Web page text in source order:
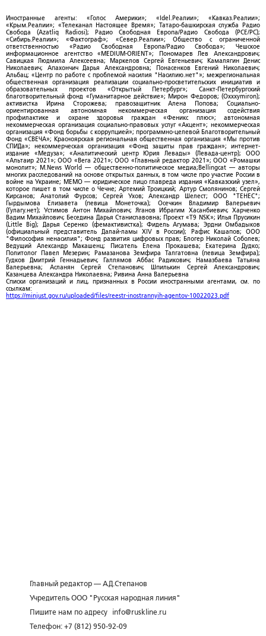
Иностранные агенты: «Голос Америки»; «Idel.Реалии»; «Кавказ.Реалии»;
«Крым.Реалии»; «Телеканал Настоящее Время»; Татаро-башкирская служба Радио
Свобода (Azatliq Radiosi); Радио Свободная Европа/Радио Свобода (PCE/PC);
«Сибирь.Реалии»; «Фактограф»; «Север.Реалии»; Общество с ограниченной
ответственностью «Радио Свободная Европа/Радио Свобода»; Чешское
информационное агентство «MEDIUM-ORIENT»; Пономарев Лев Александрович;
Савицкая Людмила Алексеевна; Маркелов Сергей Евгеньевич; Камалягин Денис
Николаевич; Апахончич Дарья Александровна; Понасенков Евгений Николаевич;
Альбац; «Центр по работе с проблемой насилия "Насилию.нет"»; межрегиональная
общественная организация реализации социально-просветительских инициатив и
образовательных проектов «Открытый Петербург»; Санкт-Петербургский
благотворительный фонд «Гуманитарное действие»; Мирон Федоров; (Oxxxymiron);
активистка Ирина Сторожева; правозащитник Алена Попова; Социально-
ориентированная автономная некоммерческая организация содействия
профилактике и охране здоровья граждан «Феникс плюс»; автономная
некоммерческая организация социально-правовых услуг «Акцент»; некоммерческая
организация «Фонд борьбы с коррупцией»; программно-целевой Благотворительный
Фонд «СВЕЧА»; Красноярская региональная общественная организация «Мы против
СПИДа»; некоммерческая организация «Фонд защиты прав граждан»; интернет-
издание «Медуза»; «Аналитический центр Юрия Левады» (Левада-центр); ООО
«Альтаир 2021»; ООО «Вега 2021»; ООО «Главный редактор 2021»; ООО «Ромашки
монолит»; M.News World — общественно-политическое медиа;Bellingcat — авторы
многих расследований на основе открытых данных, в том числе про участие России в
войне на Украине; МЕМО — юридическое лицо главреда издания «Кавказский узел»,
которое пишет в том числе о Чечне; Артемий Троицкий; Артур Смолянинов; Сергей
Кирсанов; Анатолий Фурсов; Сергей Ухов; Александр Шелест; ООО "ТЕНЕС";
Гырдымова Елизавета (певица Монеточка); Осечкин Владимир Валерьевич
(Гулагу.нет); Устимов Антон Михайлович; Яганов Ибрагим Хасанбиевич; Харченко
Вадим Михайлович; Беседина Дарья Станиславовна; Проект «T9 NSK»; Илья Прусикин
(Little Big); Дарья Серенко (фемактивистка); Фидель Агумава; Эрдни Омбадыков
(официальный представитель Далай-ламы XIV в России); Рафис Кашапов; ООО
"Философия ненасилия"; Фонд развития цифровых прав; Блогер Николай Соболев;
Ведущий Александр Макашенц; Писатель Елена Прокашева; Екатерина Дудко;
Политолог Павел Мезерин; Рамазанова Земфира Талгатовна (певица Земфира);
Гудков Дмитрий Геннадьевич; Галлямов Аббас Радикович; Намазбаева Татьяна
Валерьевна; Асланян Сергей Степанович; Шпилькин Сергей Александрович;
Казанцева Александра Николаевна; Ривина Анна Валерьевна
Списки организаций и лиц, признанных в России иностранными агентами, см. по
ссылкам:
https://minjust.gov.ru/uploaded/files/reestr-inostrannyih-agentov-10022023.pdf
Главный редактор — А.Д.Степанов
Учредитель ООО "Русская народная линия"
Пишите нам по адресу
info@ruskline.ru
Телефон: +7 (812) 950-92-09